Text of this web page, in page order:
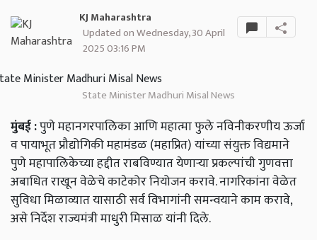
KJ Maharashtra
Updated on Wednesday, 30 April
2025 03:16 PM
State Minister Madhuri Misal News
मुंबई:पुणेमहानगरपालिकाआणिमहात्माफुलेनविनीकरणीयऊर्जा
वपायाभूतप्रौद्योगिकीमहामंडळ(महाप्रित)यांच्यासंयुक्तविद्यमाने
पुणेमहापालिकेच्याहद्दीतराबविण्यातयेणाऱ्याप्रकल्पांचीगुणवत्ता
अबाधितराखूनवेळेचेकाटेकोरनियोजनकरावे.नागरिकांनावेळेत
सुविधामिळाव्यातयासाठीसर्वविभागांनीसमन्वयानेकामकरावे,
असेनिर्देशराज्यमंत्रीमाधुरीमिसाळयांनीदिले.